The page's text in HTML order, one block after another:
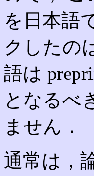
を日本語
クしたの
語は
となるべ
ません．
通常は，